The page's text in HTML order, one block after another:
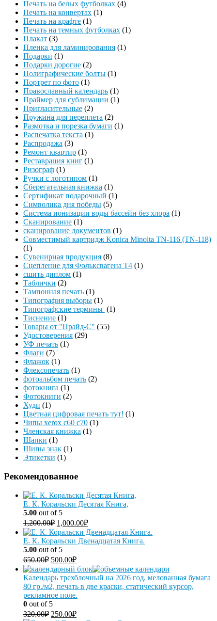
Печать на белых футболках (4)
Печать на конвертах (1)
Печать на крафте (1)
Печать на темных футболках (1)
Плакат (3)
Пленка для ламинирования (1)
Подарки (1)
Подарки дорогие (2)
Полиграфические болты (1)
Портрет по фото (1)
Православный календарь (1)
Праймер для сублимации (1)
Пригласительные (2)
Пружина для переплета (2)
Размотка и порезка бумаги (1)
Распечатка текста (1)
Распродажа (3)
Ремонт квартир (1)
Реставрация книг (1)
Ризограф (1)
Ручки с логотипом (1)
Сберегательная книжка (1)
Сертификат подарочный (1)
Символика дня победы (5)
Система ионизации воды бассейн без хлора (1)
Сканирование (1)
сканирование документов (1)
Совместимый картридж Konica Minolta TN-116 (TN-118)
(1)
Сувенирная продукция (8)
Сцепление для Фольксвагена Т4 (1)
сшить диплом (1)
Таблички (2)
Тампонная печать (1)
Типография выборы (1)
Типографские термины (1)
Тиснение (1)
Товары от "Прайд-С" (55)
Удостоверения (29)
УФ печать (1)
Флаги (7)
Флажок (1)
Флексопечать (1)
фотоальбом печать (2)
фотокнига (1)
Фотокниги (2)
Худи (1)
Цветная цифровая печать тут! (1)
Чипы xerox c60 c70 (1)
Членская книжка (1)
Шапки (1)
Шипы знак (1)
Этикетки (1)
Рекомендованное
Е. К. Коральски Десятая Книга,
5.00 out of 5
1,200.00₽ 1,000.00₽
Е. К. Коральски Двенадцатая Книга.
5.00 out of 5
650.00₽ 500.00₽
Календарь трехблочный на 2026 год, мелованная бумага
80 гр./м2, печать в две краски, статический курсор,
рекламное поле.
0 out of 5
320.00₽ 250.00₽